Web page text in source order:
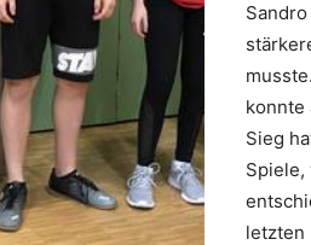
konnte
Sieg
Spiele,
letzten